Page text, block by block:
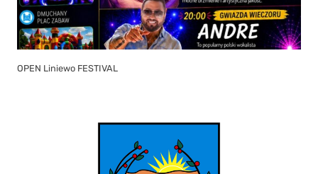
OPEN Liniewo FESTIVAL